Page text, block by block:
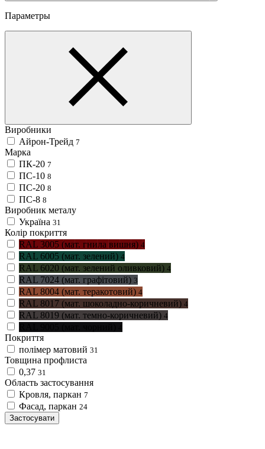
Параметры
Виробники
Айрон-Трейд 7
Марка
ПК-20 7
ПС-10 8
ПС-20 8
ПС-8 8
Виробник металу
Україна 31
Колір покриття
RAL 3005 (мат. гнила вишня) 4
RAL 6005 (мат. зелений) 4
RAL 6020 (мат. зелений оливковий) 4
RAL 7024 (мат. графітовий) 3
RAL 8004 (мат. теракотовий) 4
RAL 8017 (мат. шоколадно-коричневий) 4
RAL 8019 (мат. темно-коричневий) 4
Покриття
полімер матовий 31
Товщина профлиста
0,37 31
Область застосування
Кровля, паркан 7
Фасад, паркан 24
Застосувати